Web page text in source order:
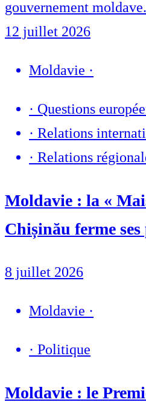
gouvernement moldave.
12 juillet 2026
Moldavie ·
· Questions
· Relations
· Relations
Moldavie : la «
Chișinău ferme ses
8 juillet 2026
Moldavie ·
· Politique
Moldavie : le